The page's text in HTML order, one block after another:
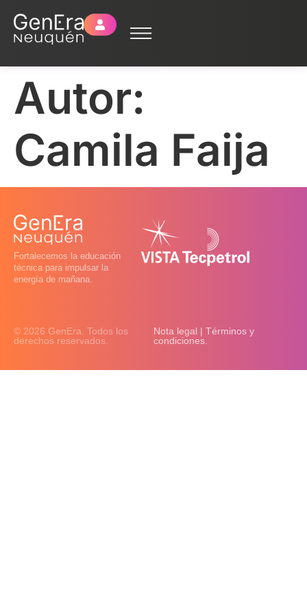
Autor:
Camila Faija
Fortalecemos la educación
técnica para impulsar la
energía de mañana.
© 2026 GenEra. Todos los
derechos reservados.
Nota legal | Términos y
condiciones.